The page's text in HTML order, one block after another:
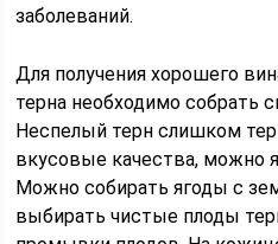
заболеваний.
Для получения хорошего
терна необходимо собрать
Неспелый терн слишком
вкусовые качества, можно
Можно собирать ягоды с
выбирать чистые плоды